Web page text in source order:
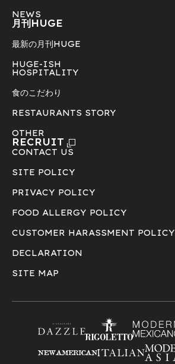
NEWS
月刊HUGE
最新の月刊HUGE
HUGE-ISH
HOSPITALITY
食のこだわり
RESTAURANTS STORY
OTHER
RECRUIT
CONTACT US
SITE POLICY
PRIVACY POLICY
FOOD ALLERGY POLICY
CUSTOMER HARASSMENT POLICY
DECLARATION
SITE MAP